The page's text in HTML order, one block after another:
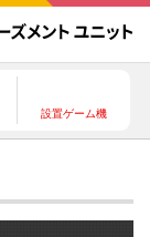
設置ゲーム機